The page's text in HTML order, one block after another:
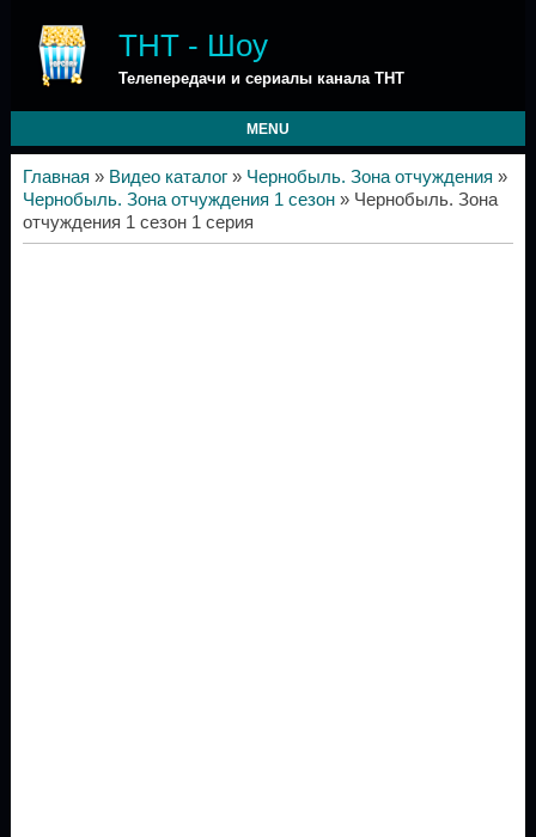
ТНТ - Шоу
Телепередачи и сериалы канала ТНТ
MENU
Главная » Видео каталог» Чернобыль. Зона отчуждения »
Чернобыль. Зона отчуждения 1 сезон» Чернобыль. Зона
отчуждения 1 сезон 1 серия